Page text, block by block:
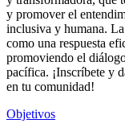
y promover el
inclusiva y humana.
como una respuesta
promoviendo el
pacífica. ¡Inscríbete y
en tu comunidad!
Objetivos